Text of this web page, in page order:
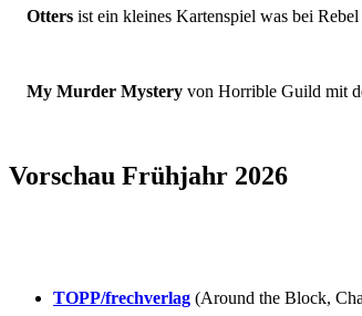
Otters ist ein kleines Kartenspiel was bei
My Murder Mystery von Horrible Guild mit
Vorschau Frühjahr 2026
TOPP/frechverlag (Around the Block,